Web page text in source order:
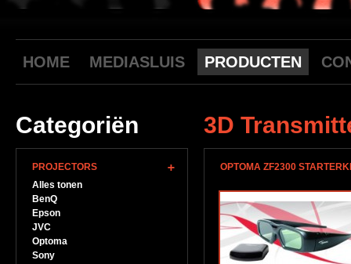
HOME MEDIASLUIS PRODUCTEN
Categoriën
PROJECTORS
Alles tonen
BenQ
Epson
JVC
Optoma
Sony
3D
OPTOMA ZF2300